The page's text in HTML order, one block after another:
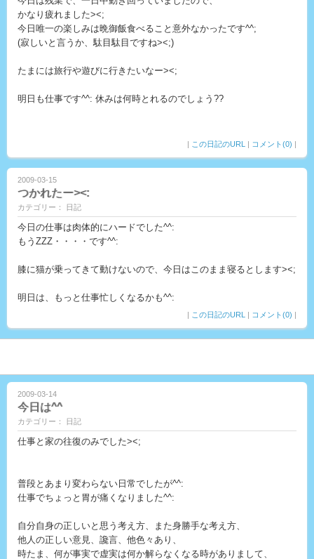
かなり疲れました><;
今日唯一の楽しみは晩御飯食べること意外なかったです^^;
(寂しいと言うか、駄目駄目ですね><;)
たまには旅行や遊びに行きたいなー><;
明日も仕事です^^: 休みは何時とれるのでしょう??
| この日記のURL | コメント(0) |
2009-03-15
つかれたー><:
カテゴリー： 日記
今日の仕事は肉体的にハードでした^^:
もうZZZ・・・・です^^:
膝に猫が乗ってきて動けないので、今日はこのまま寝るとします><;
明日は、もっと仕事忙しくなるかも^^:
| この日記のURL | コメント(0) |
2009-03-14
今日は^^
カテゴリー： 日記
仕事と家の往復のみでした><;
普段とあまり変わらない日常でしたが^^:
仕事でちょっと胃が痛くなりました^^:
自分自身の正しいと思う考え方、また身勝手な考え方、
他人の正しい意見、讒言、他色々あり、
時たま、何が事実で虚実は何か解らなくなる時がありまして、